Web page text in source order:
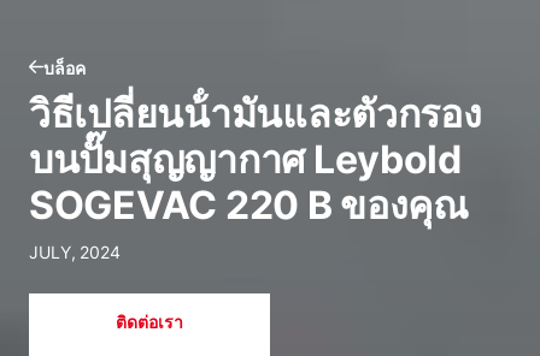
บล็อค
วิธีเปลี่ยนน้ํามันและตัวกรอง
บนปั๊มสุญญากาศ Leybold
SOGEVAC 220 B ของคุณ
JULY, 2024
ติดต่อเรา